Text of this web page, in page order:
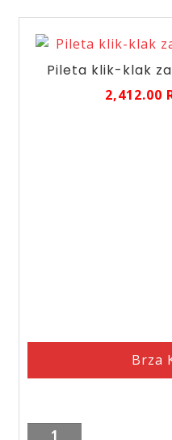
Pileta klik-klak za
2,412.00
Brza
Pileta